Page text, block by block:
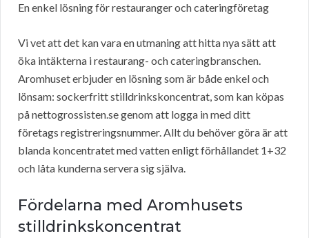
En enkel lösning för restauranger och cateringföretag
Vi vet att det kan vara en utmaning att hitta nya sätt att
öka intäkterna i restaurang- och cateringbranschen.
Aromhuset erbjuder en lösning som är både enkel och
lönsam: sockerfritt stilldrinkskoncentrat, som kan köpas
på nettogrossisten.se genom att logga in med ditt
företags registreringsnummer. Allt du behöver göra är att
blanda koncentratet med vatten enligt förhållandet 1+32
och låta kunderna servera sig själva.
Fördelarna med Aromhusets
stilldrinkskoncentrat